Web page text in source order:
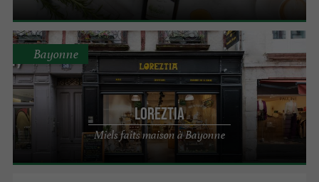
LOREZTIA
Miels faits maison à Bayonne
Bayonne